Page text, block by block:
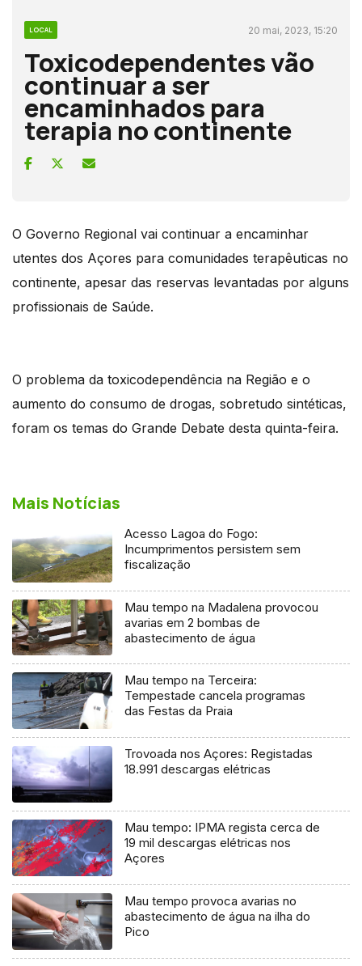
LOCAL 20 mai, 2023, 15:20
Toxicodependentes vão
continuar a ser
encaminhados para
terapia no continente
O Governo Regional vai continuar a encaminhar
utentes dos Açores para comunidades terapêuticas no
continente, apesar das reservas levantadas por alguns
profissionais de Saúde.
O problema da toxicodependência na Região e o
aumento do consumo de drogas, sobretudo sintéticas,
foram os temas do Grande Debate desta quinta-feira.
Mais Notícias
Acesso Lagoa do Fogo:
Incumprimentos persistem sem
fiscalização
Mau tempo na Madalena provocou
avarias em 2 bombas de
abastecimento de água
Mau tempo na Terceira:
Tempestade cancela programas
das Festas da Praia
Trovoada nos Açores: Registadas
18.991 descargas elétricas
Mau tempo: IPMA regista cerca de
19 mil descargas elétricas nos
Açores
Mau tempo provoca avarias no
abastecimento de água na ilha do
Pico